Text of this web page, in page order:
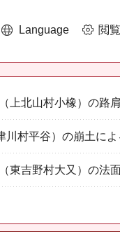
Language 閲
上北山村小橡）の路
川村平谷）の崩土に
東吉野村大又）の法